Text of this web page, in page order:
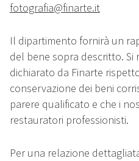
fotografia@finarte.it
Il dipartimento fornirà un
del bene sopra descritto.
dichiarato da Finarte
conservazione dei beni
parere qualificato e che i
restauratori professionisti.
Per una relazione